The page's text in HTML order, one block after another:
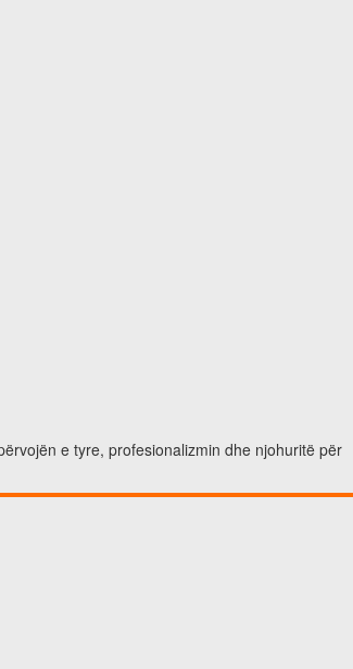
e tyre, profesionalizmin dhe njohuritë për